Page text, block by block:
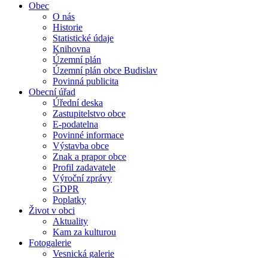
Obec
O nás
Historie
Statistické údaje
Knihovna
Územní plán
Územní plán obce Budislav
Povinná publicita
Obecní úřad
Úřední deska
Zastupitelstvo obce
E-podatelna
Povinné informace
Výstavba obce
Znak a prapor obce
Profil zadavatele
Výroční zprávy
GDPR
Poplatky
Život v obci
Aktuality
Kam za kulturou
Fotogalerie
Vesnická galerie